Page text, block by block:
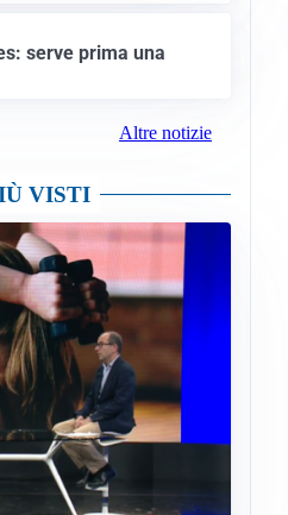
serve prima una
Altre notizie
VISTI